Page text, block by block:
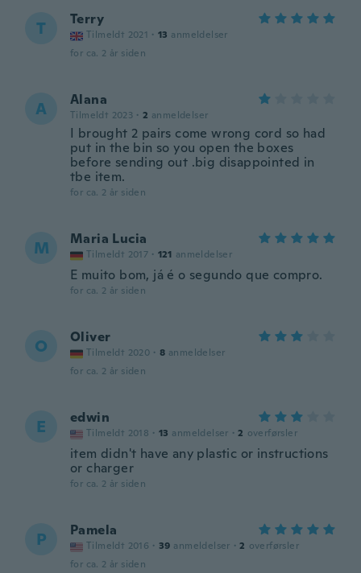
T Terry
Tilmeldt 2021 · 13 anmeldelser
for ca. 2 år siden
A Alana
Tilmeldt 2023 · 2 anmeldelser
I brought 2 pairs come wrong cord so had
put in the bin so you open the boxes
before sending out .big disappointed in
tbe item.
for ca. 2 år siden
M Maria Lucia
Tilmeldt 2017 · 121 anmeldelser
E muito bom, já é o segundo que compro.
for ca. 2 år siden
O Oliver
Tilmeldt 2020 · 8 anmeldelser
for ca. 2 år siden
E edwin
Tilmeldt 2018 · 13 anmeldelser · 2 overførsler
item didn't have any plastic or instructions
or charger
for ca. 2 år siden
P Pamela
Tilmeldt 2016 · 39 anmeldelser · 2 overførsler
for ca. 2 år siden